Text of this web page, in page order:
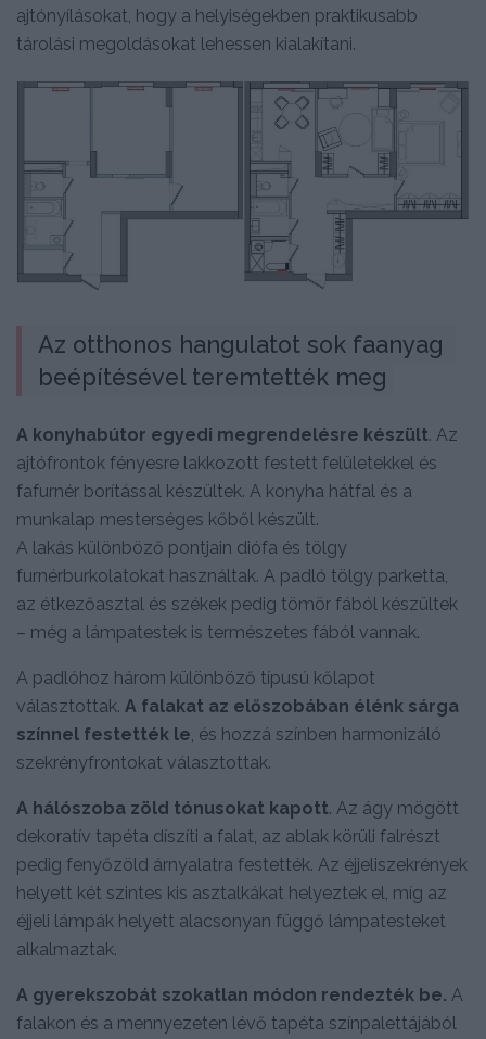
ajtónyílásokat, hogy a helyiségekben praktikusabb
tárolási megoldásokat lehessen kialakítani.
Az otthonos hangulatot sok faanyag
beépítésével teremtették meg
A konyhabútor egyedi megrendelésre készült. Az
ajtófrontok fényesre lakkozott festett felületekkel és
fafurnér borítással készültek. A konyha hátfal és a
munkalap mesterséges kőből készült.
A lakás különböző pontjain diófa és tölgy
furnérburkolatokat használtak. A padló tölgy parketta,
az étkezőasztal és székek pedig tömör fából készültek
– még a lámpatestek is természetes fából vannak.
A padlóhoz három különböző típusú kőlapot
választottak. A falakat az előszobában élénk sárga
színnel festették le , és hozzá színben harmonizáló
szekrényfrontokat választottak.
A hálószoba zöld tónusokat kapott. Az ágy mögött
dekoratív tapéta díszíti a falat, az ablak körüli falrészt
pedig fenyőzöld árnyalatra festették. Az éjjeliszekrények
helyett két szintes kis asztalkákat helyeztek el, míg az
éjjeli lámpák helyett alacsonyan függő lámpatesteket
alkalmaztak.
A gyerekszobát szokatlan módon rendezték be. A
falakon és a mennyezeten lévő tapéta színpalettájából